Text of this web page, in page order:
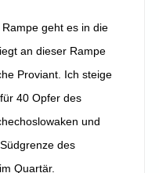
geht es in die
an dieser Rampe
Proviant. Ich steige
40 Opfer des
und
des
Quartär.